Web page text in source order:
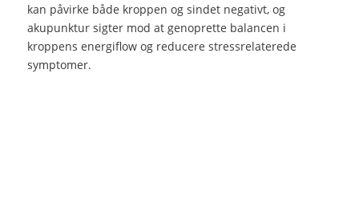
kan påvirke både kroppen og sindet negativt, og
akupunktur sigter mod at genoprette balancen i
kroppens energiflow og reducere stressrelaterede
symptomer.